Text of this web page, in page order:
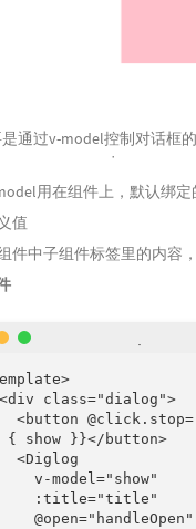
通过v-model控制对话框
用在组件上，默认绑
值
件中子组件标签里的内容
class="dialog">
<button
{ show }}</button>
<Diglog
v-model="show"
:title="title"
@open="handleOpen"